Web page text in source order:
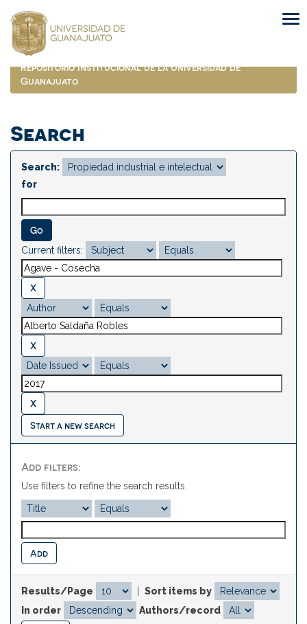
navigation
Repositorio Institucional de la Universidad de
Guanajuato
Search
Search:
for
Current filters:
Start a new search
Add filters:
Use filters to refine the search results.
Results/Page
Sort items by
In order
Authors/record